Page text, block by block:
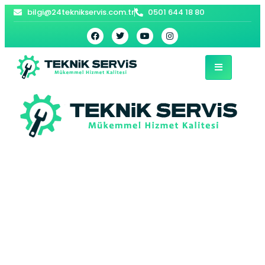
bilgi@24teknikservis.com.tr 0501 644 18 80